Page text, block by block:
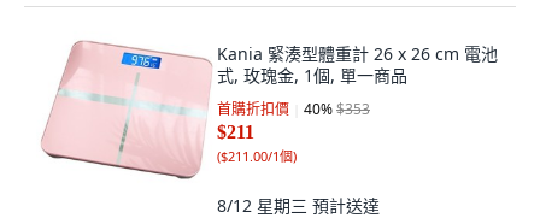
Kania 緊湊型體重計 26 x 26 cm 電池
式, 玫瑰金, 1個, 單一商品
首購折扣價 40%$353
$211
($211.00/1個)
8/12 星期三 預計送達